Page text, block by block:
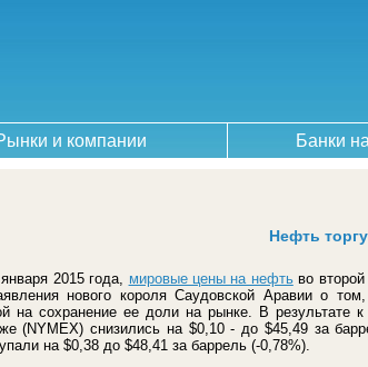
и компании Банки
Нефть
2015 года, мировые цены на нефтьво второй
нового короля Саудовской Аравии о
на сохранение ее доли на рынке. В
(NYMEX) снизились на $0,10 - до $45,49 за
на $0,38 до $48,41 за баррель (-0,78%).